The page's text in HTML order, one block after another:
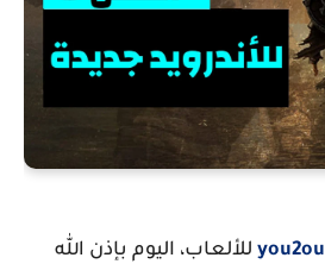
you2ou للألعاب، اليوم بإذن الله